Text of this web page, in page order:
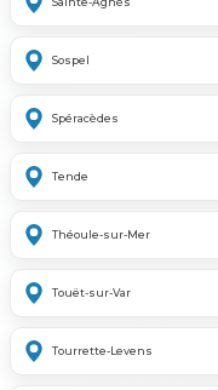
Sospel
Spéracèdes
Tende
Théoule-sur-Mer
Touët-sur-Var
Tourrette-Levens